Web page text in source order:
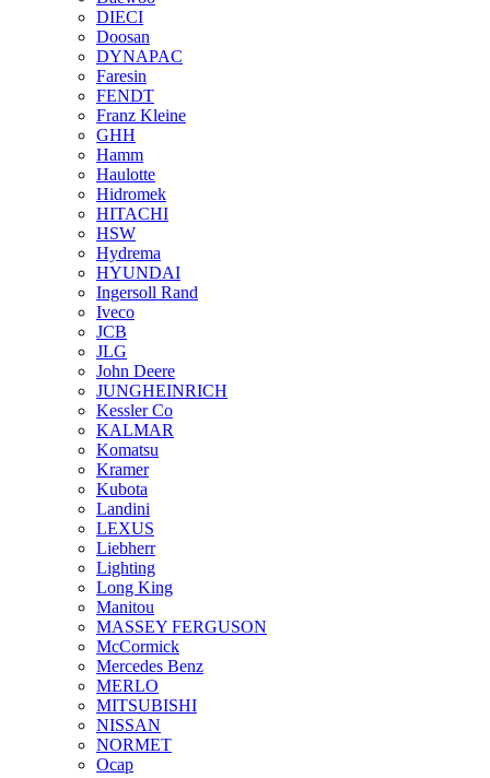
DIECI
Doosan
DYNAPAC
Faresin
FENDT
Franz Kleine
GHH
Hamm
Haulotte
Hidromek
HITACHI
HSW
Hydrema
HYUNDAI
Ingersoll Rand
Iveco
JCB
JLG
John Deere
JUNGHEINRICH
Kessler Co
KALMAR
Komatsu
Kramer
Kubota
Landini
LEXUS
Liebherr
Lighting
Long King
Manitou
MASSEY FERGUSON
McCormick
Mercedes Benz
MERLO
MITSUBISHI
NISSAN
NORMET
Ocap